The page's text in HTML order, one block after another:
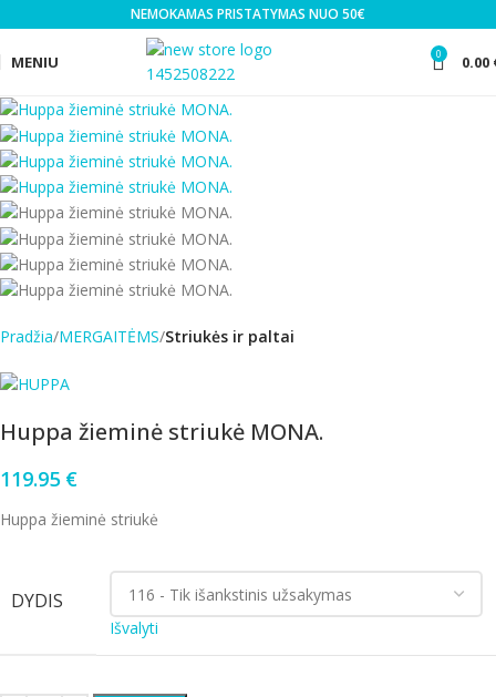
NEMOKAMAS PRISTATYMAS NUO 50€
MENIU 0 0.00
Pradžia MERGAITĖMS Striukės ir paltai
Huppa žieminė striukė MONA.
119.95 €
Huppa žieminė striukė
DYDIS
Išvalyti